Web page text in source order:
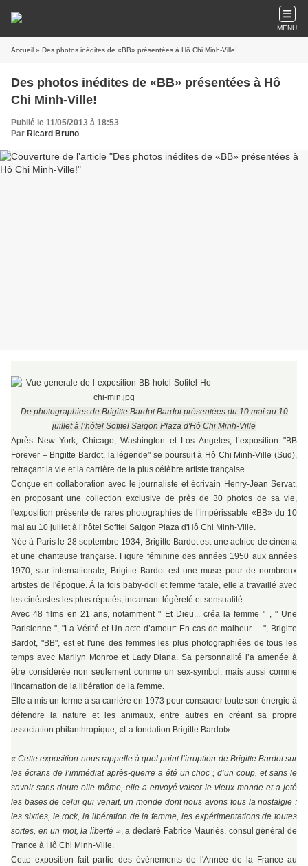
MENU
Accueil » Des photos inédites de «BB» présentées à Hô Chi Minh-Ville!
Des photos inédites de «BB» présentées à Hô
Chi Minh-Ville!
Publié le 11/05/2013 à 18:53
Par Ricard Bruno
De photographies de Brigitte Bardot Bardot présentées du 10 mai au 10
juillet à l’hôtel Sofitel Saigon Plaza d'Hô Chi Minh-Ville
Après New York, Chicago, Washington et Los Angeles, l’exposition "BB
Forever – Brigitte Bardot, la légende" se poursuit à Hô Chi Minh-Ville (Sud),
retraçant la vie et la carrière de la plus célèbre artiste française.
Conçue en collaboration avec le journaliste et écrivain Henry-Jean Servat,
en proposant une collection exclusive de près de 30 photos de sa vie,
l'exposition présente de rares photographies de l’impérissable «BB» du 10
mai au 10 juillet à l’hôtel Sofitel Saigon Plaza d'Hô Chi Minh-Ville.
Née à Paris le 28 septembre 1934, Brigitte Bardot est une actrice de cinéma
et une chanteuse française. Figure féminine des années 1950 aux années
1970, star internationale, Brigitte Bardot est une muse pour de nombreux
artistes de l'époque. À la fois baby-doll et femme fatale, elle a travaillé avec
les cinéastes les plus réputés, incarnant légèreté et sensualité.
Avec 48 films en 21 ans, notamment " Et Dieu... créa la femme " , " Une
Parisienne ", "La Vérité et Un acte d’amour: En cas de malheur ... ", Brigitte
Bardot, "BB", est et l'une des femmes les plus photographiées de tous les
temps avec Marilyn Monroe et Lady Diana. Sa personnalité l’a amenée à
être considérée non seulement comme un sex-symbol, mais aussi comme
l'incarnation de la libération de la femme.
Elle a mis un terme à sa carrière en 1973 pour consacrer toute son énergie à
défendre la nature et les animaux, entre autres en créant sa propre
association philanthropique, «La fondation Brigitte Bardot».
« Cette exposition nous rappelle à quel point l’irruption de Brigitte Bardot sur
les écrans de l’immédiat après-guerre a été un choc ; d’un coup, et sans le
savoir sans doute elle-même, elle a envoyé valser le vieux monde et a jeté
les bases de celui qui venait, un monde dont nous avons tous la nostalgie :
les sixties, le rock, la libération de la femme, les expérimentations de toutes
sortes, en un mot, la liberté », a déclaré Fabrice Mauriès, consul général de
France à Hô Chi Minh-Ville.
Cette exposition fait partie des événements de l'Année de la France au